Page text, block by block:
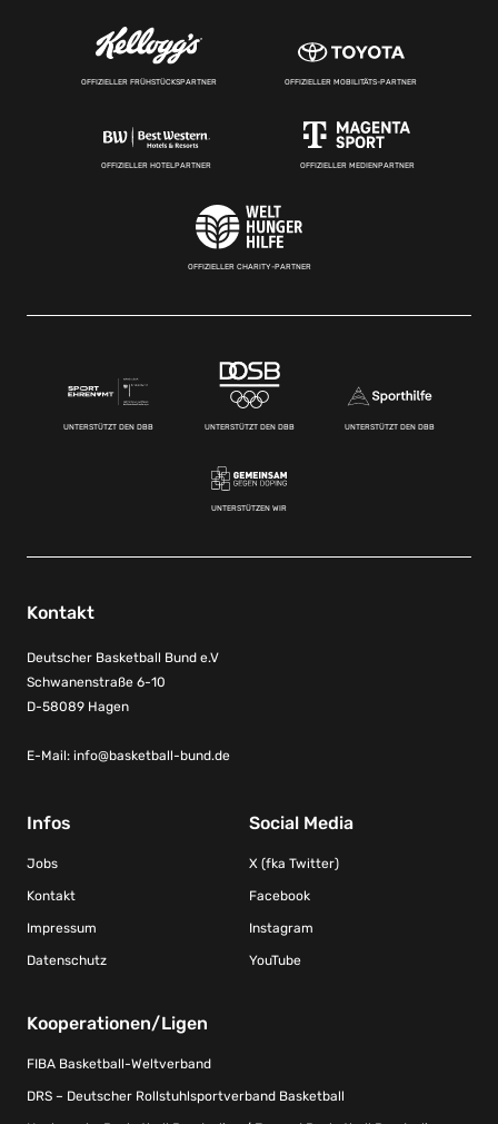
OFFIZIELLER FRÜHSTÜCKSPARTNER OFFIZIELLER MOBILITÄTS-PARTNER
OFFIZIELLER HOTELPARTNER OFFIZIELLER MEDIENPARTNER
OFFIZIELLER CHARITY-PARTNER
UNTERSTÜTZT DEN DBB UNTERSTÜTZT DEN DBB UNTERSTÜTZT DEN DBB
UNTERSTÜTZEN WIR
Kontakt
Deutscher Basketball Bund e.V
Schwanenstraße 6-10
D-58089 Hagen
E-Mail: info@basketball-bund.de
Infos
Jobs
Kontakt
Impressum
Datenschutz
Social Media
X (fka Twitter)
Facebook
Instagram
YouTube
Kooperationen/Ligen
FIBA Basketball-Weltverband
DRS – Deutscher Rollstuhlsportverband Basketball